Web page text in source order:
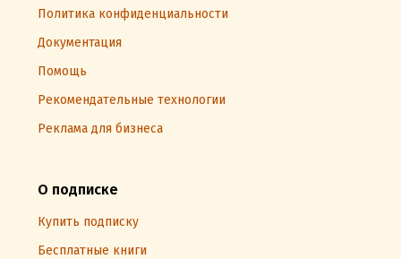
Политика конфиденциальности
Документация
Помощь
Рекомендательные технологии
Реклама для бизнеса
О подписке
Купить подписку
Бесплатные книги